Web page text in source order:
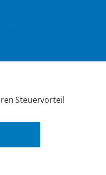
Steuervorteil